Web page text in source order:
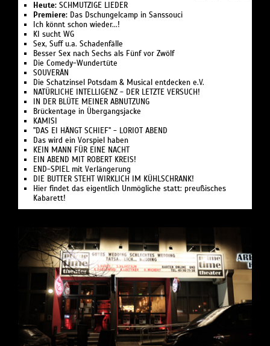
Heute: SCHMUTZIGE LIEDER
Premiere: Das Dschungelcamp in Sanssouci
Ich könnt schon wieder...!
KI sucht WG
Sex, Suff u.a. Schadenfälle
Besser Sex nach Sechs als Fünf vor Zwölf
Die Comedy-Wundertüte
SOUVERÄN
Die Schatzinsel Potsdam & Musical entdecken e.V.
NATÜRLICHE INTELLIGENZ - DER LETZTE VERSUCH!
IN DER BLÜTE MEINER ABNUTZUNG
Brückentage in Übergangsjacke
KAMISI
"DAS EI HÄNGT SCHIEF" - LORIOT ABEND
Das wird ein Vorspiel haben
KEIN MANN FÜR EINE NACHT
EIN ABEND MIT ROBERT KREIS!
END-SPIEL mit Verlängerung
DIE BUTTER STEHT WIRKLICH IM KÜHLSCHRANK!
Hier findet das eigentlich Unmögliche statt: preußisches
Kabarett!